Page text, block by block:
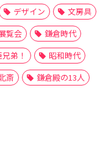
デザイン
文房具
覧会
鎌倉時代
弟！
昭和時代
斎 鎌倉殿の13人